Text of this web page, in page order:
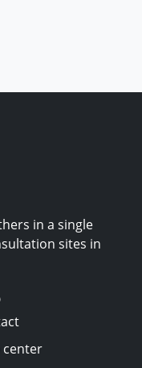
in a single
sites in
center